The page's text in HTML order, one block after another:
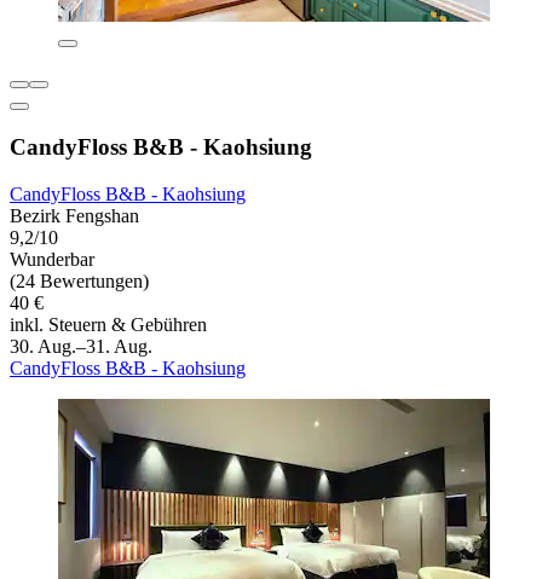
CandyFloss B&B - Kaohsiung
CandyFloss B&B - Kaohsiung
Bezirk Fengshan
9,2/10
Wunderbar
(24 Bewertungen)
40 €
inkl. Steuern & Gebühren
30. Aug.–31. Aug.
CandyFloss B&B - Kaohsiung